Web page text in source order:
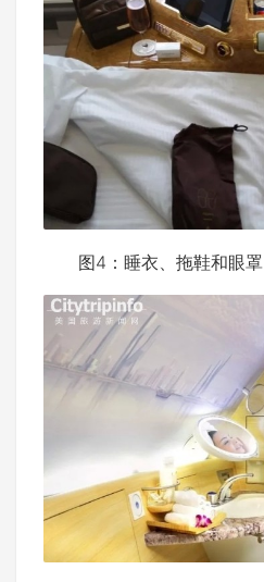
图4：睡衣、拖鞋和眼罩